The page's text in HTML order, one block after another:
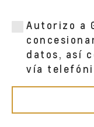
Autorizo a
datos, así
vía